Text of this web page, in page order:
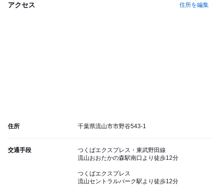
アクセス 住所を編集
住所 千葉県流山市市野谷543-1
交通手段
つくばエクスプレス・東武野田線
流山おおたかの森駅南口より徒歩12分
つくばエクスプレス
流山セントラルパーク駅より徒歩12分